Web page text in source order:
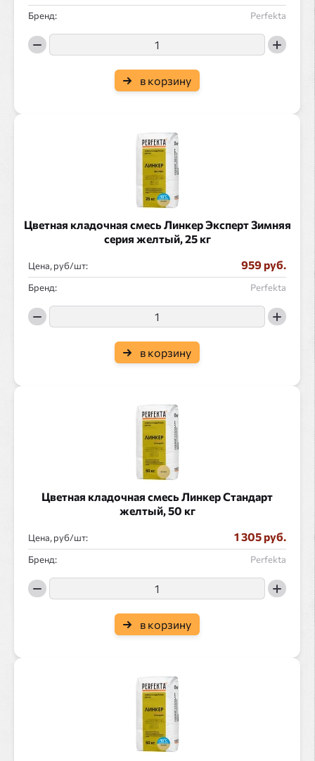
Бренд: Perfekta
в корзину
Цветная кладочная смесь Линкер Эксперт Зимняя
серия желтый, 25 кг
Цена, руб/ : 959 руб.
Бренд: Perfekta
в корзину
Цветная кладочная смесь Линкер Стандарт
желтый, 50 кг
Цена, руб/ : 1 305 руб.
Бренд: Perfekta
в корзину